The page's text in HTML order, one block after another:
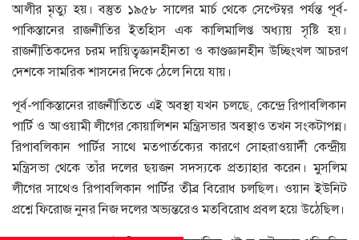
আলীর মৃত্যু হয়। বস্তুত ১৯৫৮ সালের মার্চ থেকে সেপ্টেম্বর পর্যন্ত পূর্ব-
পাকিস্তানের রাজনীতির ইতহিাস এক কালিমালিপ্ত অধ্যায় সৃষ্টি হয়।
রাজনীতিকদের চরম দায়িত্বজ্ঞানহীনতা ও কাণ্ডজ্ঞানহীন উচ্ছিংখল আচরণ
দেশকে সামরিক শাসনের দিকে ঠেলে নিয়ে যায়।
পূর্ব-পাকিস্তানের রাজনীতিতে এই অবস্থা যখন চলছে, কেন্দ্রে রিপাবলিকান
পার্টি ও আওয়ামী লীগের কোয়ালিশন মন্ত্রিসভার অবস্থাও তখন সংকটাপন্ন।
রিপাবলিকান পার্টির সাথে মতপার্তক্যের কারণে সোহরাওয়ার্দী কেন্দ্রীয়
মন্ত্রিসভা থেকে তাঁর দলের ছয়জন সদস্যকে প্রত্যাহার করেন। মুসলিম
লীগের সাথেও রিপাবলিকান পার্টির তীব্র বিরোধ চলছিল। ওয়ান ইউনিট
প্রশ্নে ফিরোজ নুনর নিজ দলের অভ্যন্তরেও মতবিরোধ প্রবল হয়ে উঠেছিল।